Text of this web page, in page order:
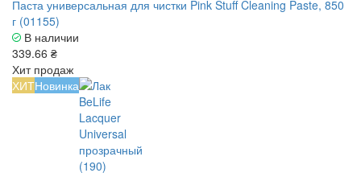
Паста универсальная для чистки Pink Stuff Cleaning Paste, 850
г (01155)
В наличии
339.66 ₴
Хит продаж
ХИТНовинка